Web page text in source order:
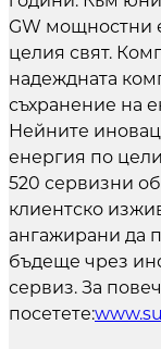
GW мощностни
целия свят.
надеждната
съхранение на
Нейните
енергия по
520 сервизни
клиентско
ангажирани да
бъдеще чрез
сервиз. За
посетете: